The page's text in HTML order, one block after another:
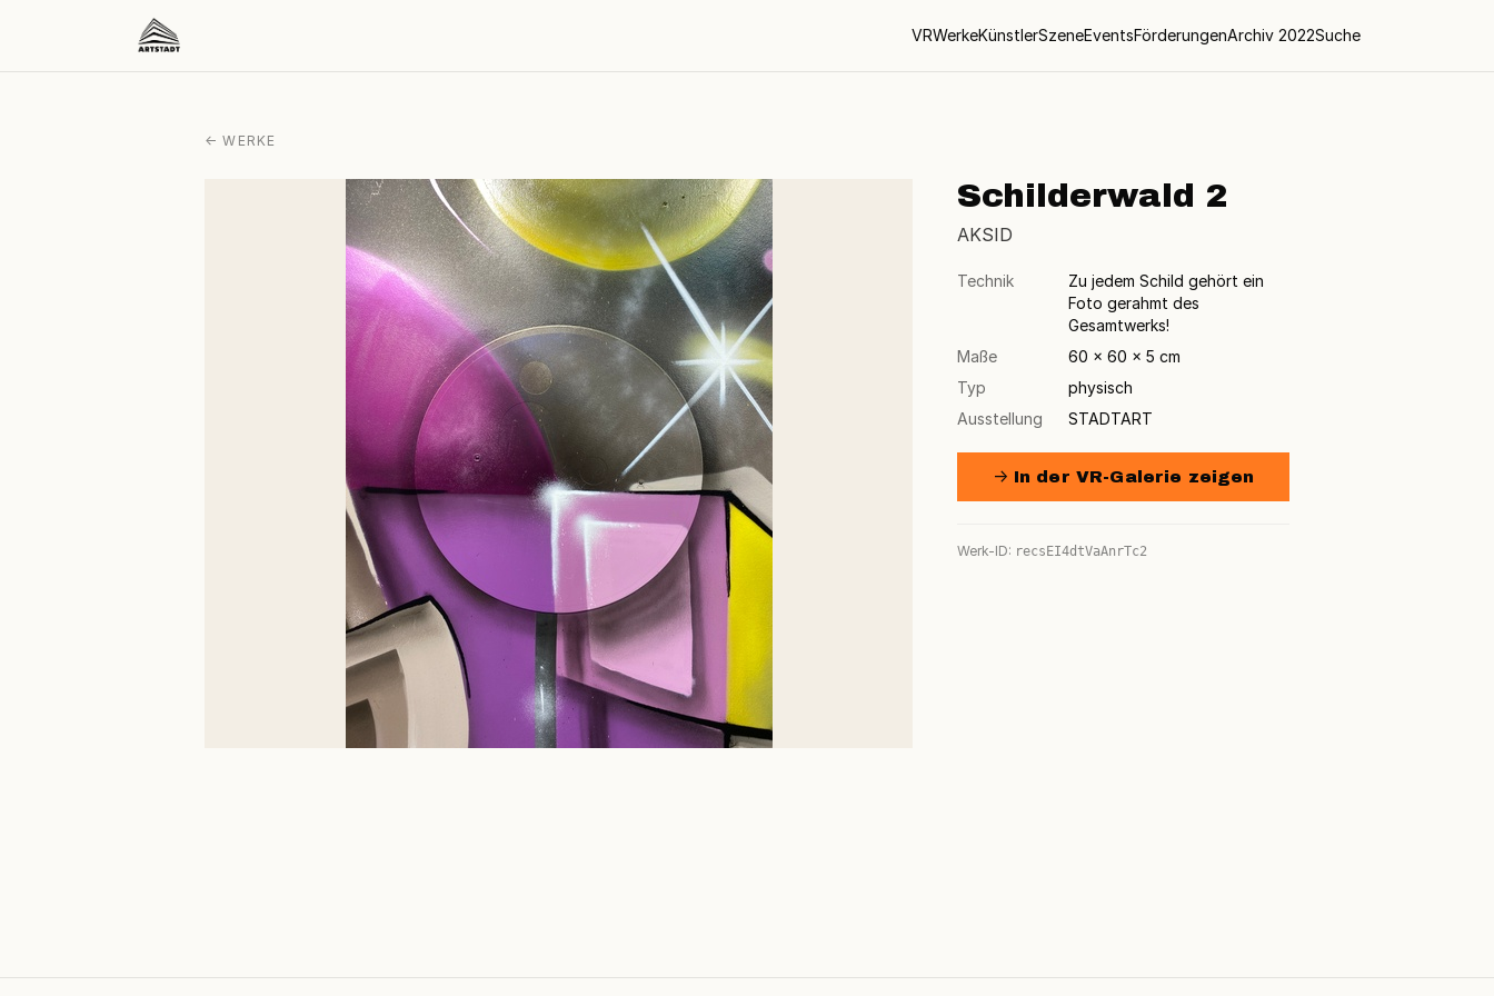
VRWerkeKünstlerSzeneEventsFörderungenArchiv 2022Suche
← WERKE
Schilderwald 2
AKSID
Technik
Zu jedem Schild gehört ein
Foto gerahmt des
Gesamtwerks!
Maße
60 × 60 × 5 cm
Typ
physisch
Ausstellung
STADTART
→ In der VR-Galerie zeigen
Werk-ID: recsEI4dtVaAnrTc2